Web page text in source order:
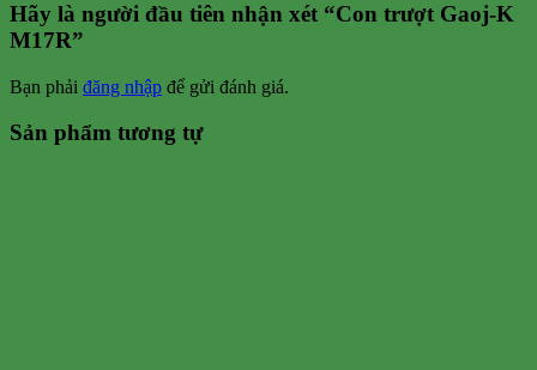
Hãy là người đầu tiên nhận xét “Con trượt Gaoj-K
M17R”
Bạn phải đăng nhập để gửi đánh giá.
Sản phẩm tương tự